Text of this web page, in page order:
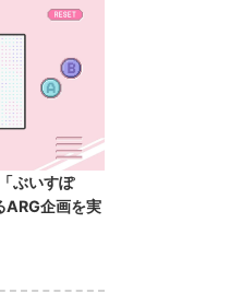
ぶいすぽ
ARG企画を実